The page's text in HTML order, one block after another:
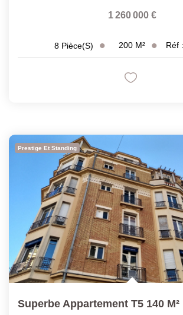
1 260 000 €
8 Pièce(s) 200 M² Réf :
Prestige Et Standing